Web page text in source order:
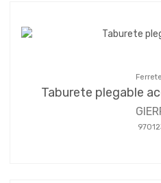
Taburete plegable